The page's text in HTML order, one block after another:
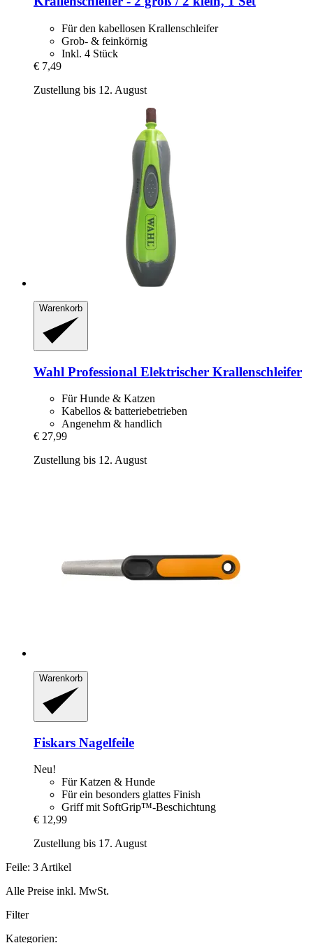
Für den kabellosen Krallenschleifer
Grob- & feinkörnig
Inkl. 4 Stück
€ 7,49
Zustellung bis 12. August
Warenkorb
Wahl Professional Elektrischer Krallenschleifer
Für Hunde & Katzen
Kabellos & batteriebetrieben
Angenehm & handlich
€ 27,99
Zustellung bis 12. August
Warenkorb
Fiskars Nagelfeile
Neu!
Für Katzen & Hunde
Für ein besonders glattes Finish
Griff mit SoftGrip™-Beschichtung
€ 12,99
Zustellung bis 17. August
Feile: 3 Artikel
Alle Preise inkl. MwSt.
Filter
Kategorien: